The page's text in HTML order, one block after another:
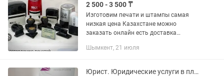
2 500 - 3 500 ₸
Изготовим печати и штампы самая
низкая цена Казахстане можно
заказать онлайн есть доставка
Шымкент, 21 июля
Юрист. Юридические услуги в племных кредитах и онлайн-займах. Шымкент.